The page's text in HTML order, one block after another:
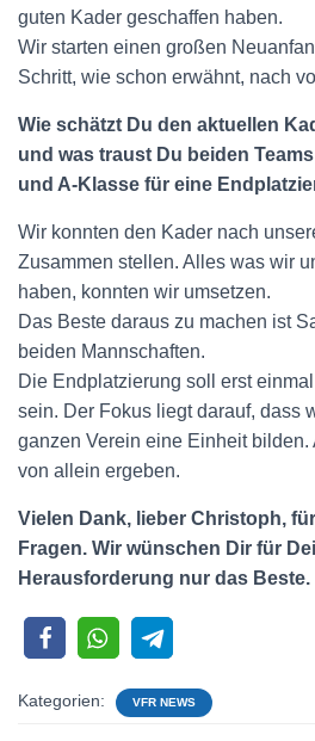
guten Kader geschaffen haben.
Wir starten einen großen
Schritt, wie schon erwähnt, nach
Wie schätzt Du den aktuellen
und was traust Du beiden
und A-Klasse für eine
Wir konnten den Kader nach
Zusammen stellen. Alles was wir
haben, konnten wir umsetzen.
Das Beste daraus zu machen ist
beiden Mannschaften.
Die Endplatzierung soll erst
sein. Der Fokus liegt darauf, dass
ganzen Verein eine Einheit
von allein ergeben.
Vielen Dank, lieber Christoph,
Fragen. Wir wünschen Dir für
Herausforderung nur das Beste.
Kategorien: VFR NEWS